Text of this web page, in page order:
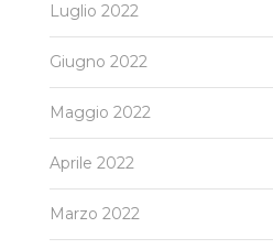
Luglio 2022
Giugno 2022
Maggio 2022
Aprile 2022
Marzo 2022